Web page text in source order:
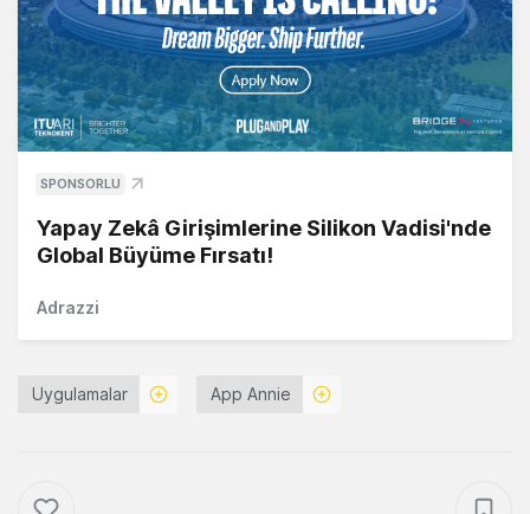
SPONSORLU
Yapay Zekâ Girişimlerine Silikon Vadisi'nde
Global Büyüme Fırsatı!
Adrazzi
Uygulamalar App Annie